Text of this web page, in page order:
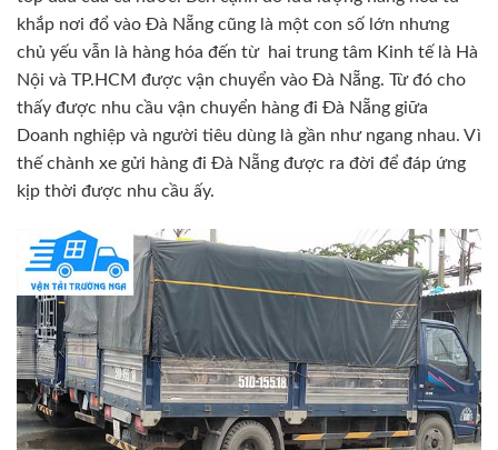
khắp nơi đổ vào Đà Nẵng cũng là một con số lớn nhưng
chủ yếu vẫn là hàng hóa đến từ hai trung tâm Kinh tế là Hà
Nội và TP.HCM được vận chuyển vào Đà Nẵng. Từ đó cho
thấy được nhu cầu vận chuyển hàng đi Đà Nẵng giữa
Doanh nghiệp và người tiêu dùng là gần như ngang nhau. Vì
thế chành xe gửi hàng đi Đà Nẵng được ra đời để đáp ứng
kịp thời được nhu cầu ấy.